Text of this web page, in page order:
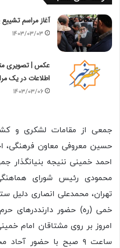
آغاز مراسم
1403/03/03
عکس | تصویری
اطلاعات در یک
1403/03/06
جمعی از مقامات لشکری و
حسین معروفی معاون فرهنگی،
احمد خمینی ننیجه بنیانگذار
محمودی رئیس شورای
تهران، محمدعلی انصاری دلیل
امروز بر روی مشتاقان امام
ساعت ۹ صبح با حضور